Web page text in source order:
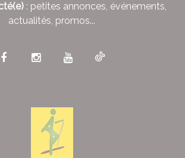
: petites annonces, événements,
actualités, promos...